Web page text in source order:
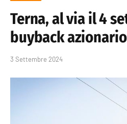
Terna, al via il 4
buyback azionario
3 Settembre 2024